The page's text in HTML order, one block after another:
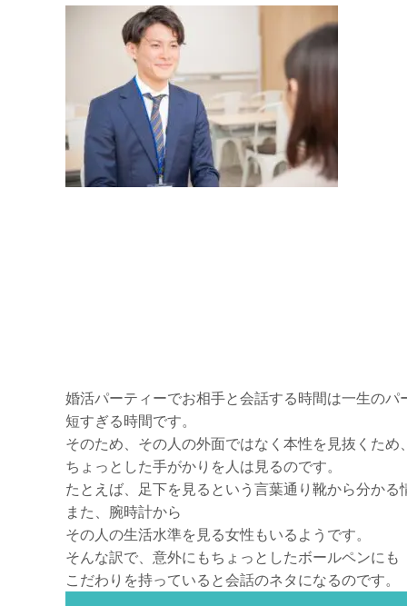
婚活パーティーでお相手と会話する時間は一生のパ
短すぎる時間です。
そのため、その人の外面ではなく本性を見抜くため、
ちょっとした手がかりを人は見るのです。
たとえば、足下を見るという言葉通り靴から分かる
また、腕時計から
その人の生活水準を見る女性もいるようです。
そんな訳で、意外にもちょっとしたボールペンにも
こだわりを持っていると会話のネタになるのです。